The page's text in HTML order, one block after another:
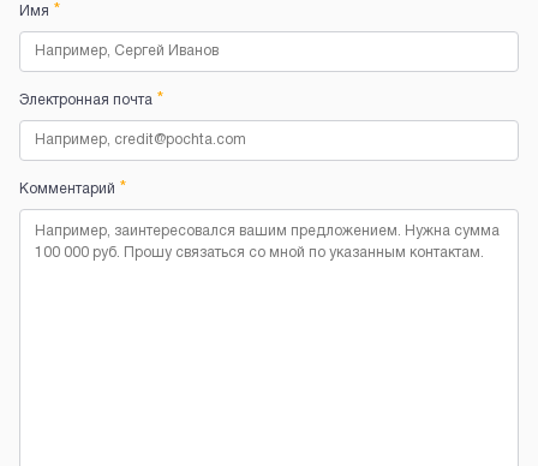
Имя *
Электронная почта *
Комментарий *